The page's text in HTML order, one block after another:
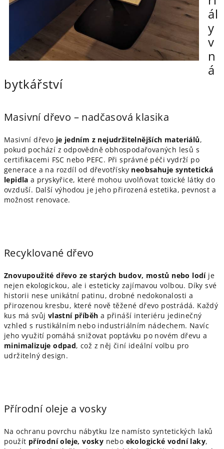
ál
y
v
n
á
bytkářství
Masivní dřevo – nadčasová klasika
Masivní dřevo je jedním z nejudržitelnějších materiálů,
pokud pochází z odpovědně obhospodařovaných lesů s
certifikacemi FSC nebo PEFC. Při správné péči vydrží po
generace a na rozdíl od dřevotřísky neobsahuje syntetická
lepidla a pryskyřice, které mohou uvolňovat toxické látky do
ovzduší. Další výhodou je jeho přirozená estetika, pevnost a
možnost renovace.
Recyklované dřevo
Znovupoužité dřevo ze starých budov, mostů nebo lodíje
nejen ekologickou, ale i esteticky zajímavou volbou. Díky své
historii nese unikátní patinu, drobné nedokonalosti a
přirozenou kresbu, které nově těžené dřevo postrádá. Každý
kus má svůj vlastní příběh a přináší interiéru jedinečný
vzhled s rustikálním nebo industriálním nádechem. Navíc
jeho využití pomáhá snižovat poptávku po novém dřevu a
minimalizuje odpad, což z něj činí ideální volbu pro
udržitelný design.
Přírodní oleje a vosky
Na ochranu povrchu nábytku lze namísto syntetických laků
použít přírodní oleje, vosky nebo ekologické vodní laky,